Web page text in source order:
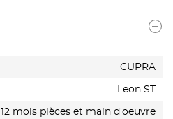
CUPRA
Leon ST
12 mois pièces et main d'oeuvre